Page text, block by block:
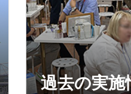
過去の実施